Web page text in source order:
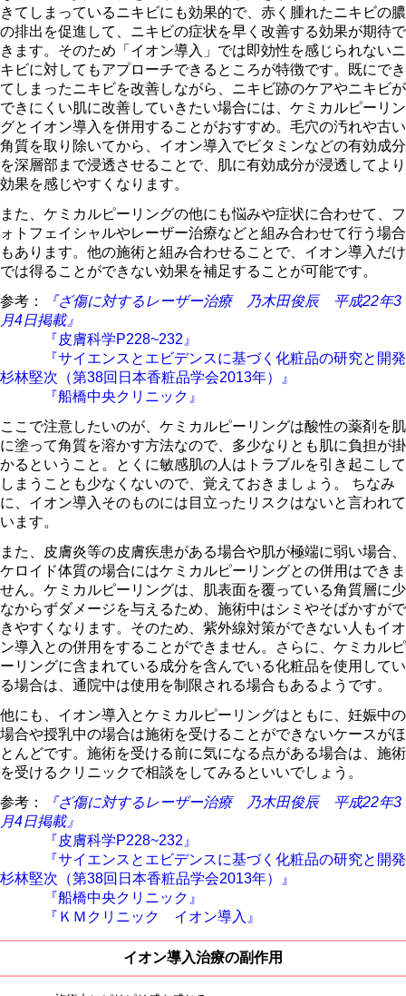
きてしまっているニキビにも効果的で、赤く腫れたニキビの膿
の排出を促進して、ニキビの症状を早く改善する効果が期待で
きます。そのため「イオン導入」では即効性を感じられないニ
キビに対してもアプローチできるところが特徴です。既にでき
てしまったニキビを改善しながら、ニキビ跡のケアやニキビが
できにくい肌に改善していきたい場合には、ケミカルピーリン
グとイオン導入を併用することがおすすめ。毛穴の汚れや古い
角質を取り除いてから、イオン導入でビタミンなどの有効成分
を深層部まで浸透させることで、肌に有効成分が浸透してより
効果を感じやすくなります。
また、ケミカルピーリングの他にも悩みや症状に合わせて、フ
ォトフェイシャルやレーザー治療などと組み合わせて行う場合
もあります。他の施術と組み合わせることで、イオン導入だけ
では得ることができない効果を補足することが可能です。
参考：
『ざ傷に対するレーザー治療 乃木田俊辰 平成22年3
月4日掲載』
『皮膚科学P228~232』
『サイエンスとエビデンスに基づく化粧品の研究と開発
杉林堅次（第38回日本香粧品学会2013年）』
『船橋中央クリニック』
ここで注意したいのが、ケミカルピーリングは酸性の薬剤を肌
に塗って角質を溶かす方法なので、多少なりとも肌に負担が掛
かるということ。とくに敏感肌の人はトラブルを引き起こして
しまうことも少なくないので、覚えておきましょう。 ちなみ
に、イオン導入そのものには目立ったリスクはないと言われて
います。
また、皮膚炎等の皮膚疾患がある場合や肌が極端に弱い場合、
ケロイド体質の場合にはケミカルピーリングとの併用はできま
せん。ケミカルピーリングは、肌表面を覆っている角質層に少
なからずダメージを与えるため、施術中はシミやそばかすがで
きやすくなります。そのため、紫外線対策ができない人もイオ
ン導入との併用をすることができません。さらに、ケミカルピ
ーリングに含まれている成分を含んでいる化粧品を使用してい
る場合は、通院中は使用を制限される場合もあるようです。
他にも、イオン導入とケミカルピーリングはともに、妊娠中の
場合や授乳中の場合は施術を受けることができないケースがほ
とんどです。施術を受ける前に気になる点がある場合は、施術
を受けるクリニックで相談をしてみるといいでしょう。
参考：
『ざ傷に対するレーザー治療 乃木田俊辰 平成22年3
月4日掲載』
『皮膚科学P228~232』
『サイエンスとエビデンスに基づく化粧品の研究と開発
杉林堅次（第38回日本香粧品学会2013年）』
『船橋中央クリニック』
『ＫＭクリニック イオン導入』
イオン導入治療の副作用